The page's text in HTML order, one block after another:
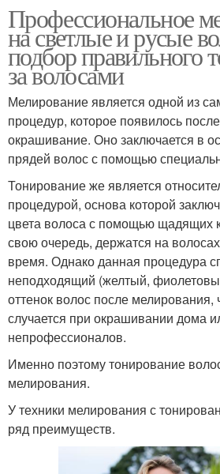
Профессиональное
на светлые и русые
подбор правильного
за волосами
Мелирование является одной из
процедур, которое появилось
окрашивание. Оно заключается в
прядей волос с помощью
Тонирование же является
процедурой, основа которой
цвета волоса с помощью щадящих
свою очередь, держатся на
время. Однако данная процедура
неподходящий (желтый,
оттенок волос после мелирования,
случается при окрашивании дома
непрофессионалов.
Именно поэтому тонирование
мелирования.
У техники мелирования с
ряд преимуществ.